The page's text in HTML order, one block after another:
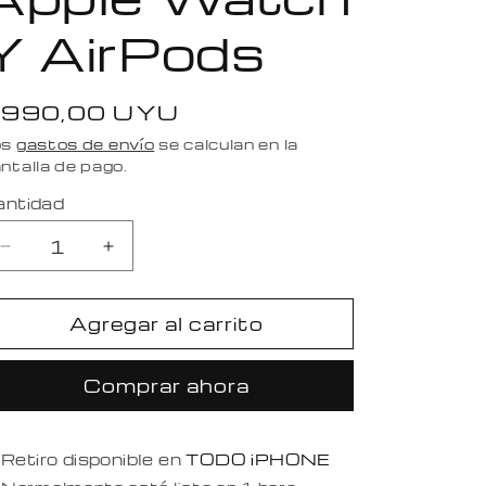
AirPods
UYU
gastos de envío se calculan en la
de pago.
Reducir
cantidad
para
de
Apple
Y
Aumentar
cantidad
para
Base
de
Para
Apple
Y
Agregar al carrito
Comprar ahora
Retiro disponible enTODO iPHONE